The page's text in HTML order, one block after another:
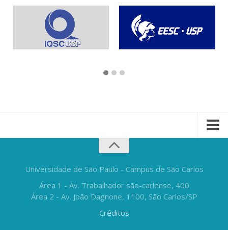
Universidade de São Paulo - Campus de São Carlos
Área 1 - Av. Trabalhador são-carlense, 400
Área 2 - Av. João Dagnone, 1100, São Carlos/SP
Créditos